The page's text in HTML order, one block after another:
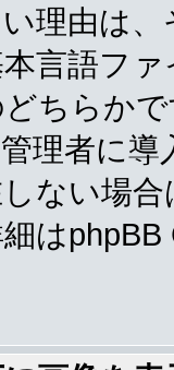
理由は
言語フ
ちらか
理者に
ない場
は